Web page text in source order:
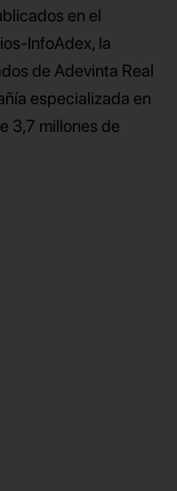
en el
InfoAdex, la
de Adevinta Real
especializada en
3,7 millones de